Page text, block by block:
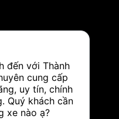
đến với Thành
cung cấp
uy tín, chính
Quý khách cần
xe nào ạ?